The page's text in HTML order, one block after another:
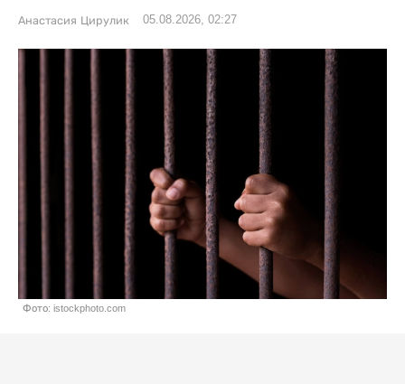
Анастасия Цирулик 05.08.2026, 02:27
Фото: istockphoto.com